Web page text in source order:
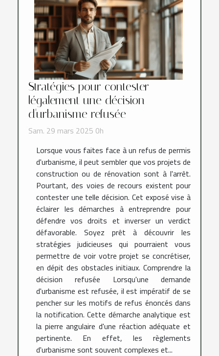
Stratégies pour contester
légalement une décision
d'urbanisme refusée
Sam. 29 mars 2025 0h
Lorsque vous faites face à un refus de permis
d'urbanisme, il peut sembler que vos projets de
construction ou de rénovation sont à l'arrêt.
Pourtant, des voies de recours existent pour
contester une telle décision. Cet exposé vise à
éclairer les démarches à entreprendre pour
défendre vos droits et inverser un verdict
défavorable. Soyez prêt à découvrir les
stratégies judicieuses qui pourraient vous
permettre de voir votre projet se concrétiser,
en dépit des obstacles initiaux. Comprendre la
décision refusée Lorsqu'une demande
d'urbanisme est refusée, il est impératif de se
pencher sur les motifs de refus énoncés dans
la notification. Cette démarche analytique est
la pierre angulaire d'une réaction adéquate et
pertinente. En effet, les règlements
d'urbanisme sont souvent complexes et...